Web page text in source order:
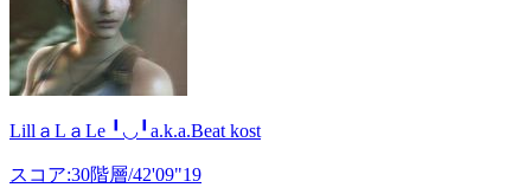
LillａLａLe ╹◡╹a.k.a.Beat kost
スコア:30階層/42'09"19